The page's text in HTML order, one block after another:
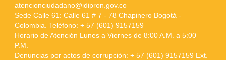
atencionciudadano@idipron.gov.co
Sede Calle 61: Calle 61 # 7 - 78 Chapinero Bogotá -
Colombia. Teléfono: + 57 (601) 9157159
Horario de Atención Lunes a Viernes de 8:00 A.M. a 5:00
P.M.
Denuncias por actos de corrupción: + 57 (601) 9157159 Ext.